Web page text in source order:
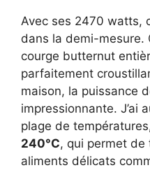
Avec ses 2470 watts,
dans la demi-mesure.
courge butternut
parfaitement
maison, la puissance
impressionnante. J’ai
plage de
240°C, qui permet de
aliments délicats